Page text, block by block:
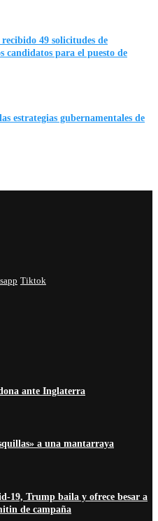
49 solicitudes de
candidatos para el puesto de
estrategias gubernamentales de
Tiktok
ante Inglaterra
a una mantarraya
19, Trump baila y ofrece besar a
de campaña